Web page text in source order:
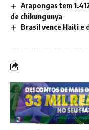
Arapongas tem
de chikungunya
Brasil vence Haiti e